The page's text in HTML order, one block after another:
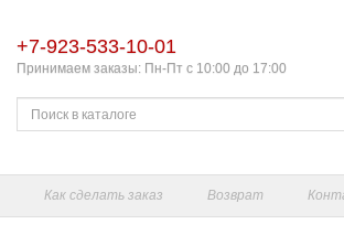
+7-923-533-10-01
Принимаем заказы: Пн-Пт с 10:00 до 17:00
Как сделать заказ Возврат